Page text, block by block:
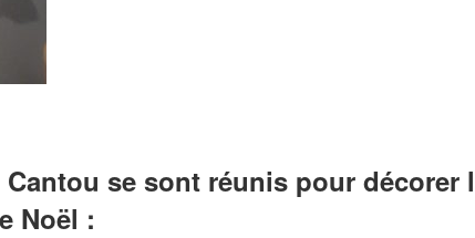
se sont réunis pour décorer
Noël :